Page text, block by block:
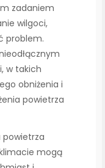
zadaniem
wilgoci,
problem.
w takich
obniżenia i
powietrza
powietrza
mogą